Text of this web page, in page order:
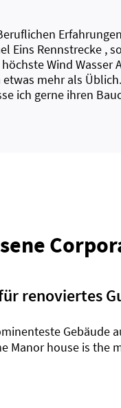
Eins Rennstrecke ,
Wind
mehr als Üblich.
ich gerne ihren
renoviertes
Gebäude
Manor house is